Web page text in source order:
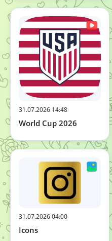
31.07.2026 14:48
World Cup 2026
31.07.2026 04:00
Icons